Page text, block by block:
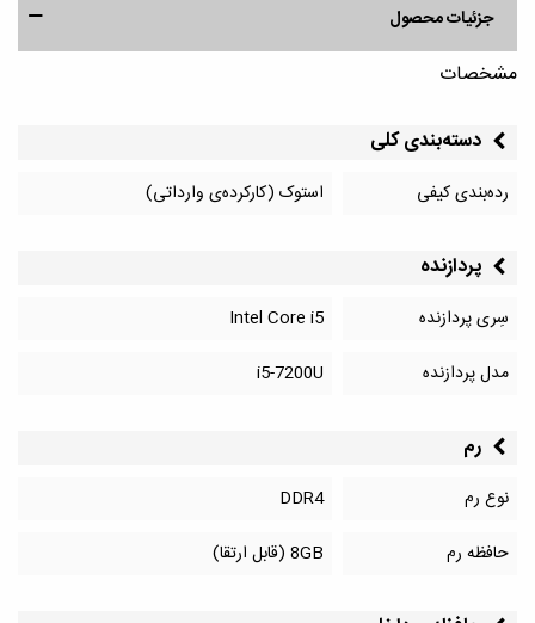
جزئیات محصول
مشخصات
دسته‌بندی کلی
رده‌بندی کیفی استوک (کارکرده‌ی وارداتی)
پردازنده
سِری پردازنده
Intel Core i5
مدل پردازنده
i5-7200U
رم
نوع رم
DDR4
حافظه رم
8GB (قابل ارتقا)